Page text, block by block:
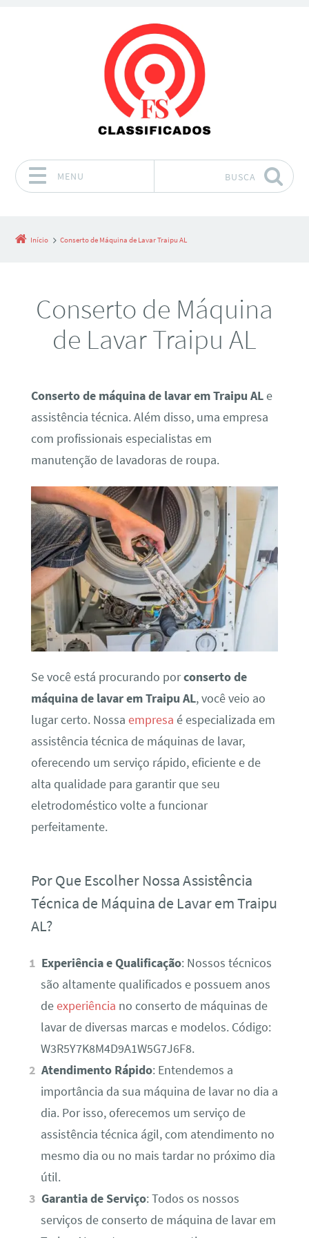
MENU BUSCA
Início Conserto de Máquina de Lavar Traipu AL
Conserto de Máquina
de Lavar Traipu AL
Conserto de máquina de lavar em Traipu ALe
assistência técnica. Além disso, uma empresa
com profissionais especialistas em
manutenção de lavadoras de roupa.
Se você está procurando porconserto de
máquina de lavar em Traipu AL, você veio ao
lugar certo. Nossa empresa é especializada em
assistência técnica de máquinas de lavar,
oferecendo um serviço rápido, eficiente e de
alta qualidade para garantir que seu
eletrodoméstico volte a funcionar
perfeitamente.
Por Que Escolher Nossa Assistência
Técnica de Máquina de Lavar em Traipu
AL?
Experiência e Qualificação: Nossos técnicos
são altamente qualificados e possuem anos
deexperiência no conserto de máquinas de
lavar de diversas marcas e modelos. Código:
W3R5Y7K8M4D9A1W5G7J6F8.
Atendimento Rápido: Entendemos a
importância da sua máquina de lavar no dia a
dia. Por isso, oferecemos um serviço de
assistência técnica ágil, com atendimento no
mesmo dia ou no mais tardar no próximo dia
útil.
Garantia de Serviço: Todos os nossos
serviços de conserto de máquina de lavar em